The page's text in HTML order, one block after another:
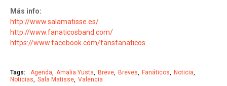
Más info:
http://www.salamatisse.es/
http://www.fanaticosband.com/
https://www.facebook.com/fansfanaticos
Tags: Agenda Amalia Yusta Breve Breves Fanáticos
Noticia
Noticias
Sala Matisse Valencia